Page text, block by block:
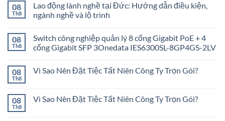
08
Th8
Lao động lành nghề tại Đức: Hướng dẫn điều kiện,
ngành nghề và lộ trình
08
Th8
Switch công nghiệp quản lý 8 cổng Gigabit PoE + 4
cổng Gigabit SFP 3Onedata IES6300SL-8GP4GS-2LV
08
Th8
Vì Sao Nên Đặt Tiệc Tất Niên Công Ty Trọn Gói?
08
Th8
Vì Sao Nên Đặt Tiệc Tất Niên Công Ty Trọn Gói?